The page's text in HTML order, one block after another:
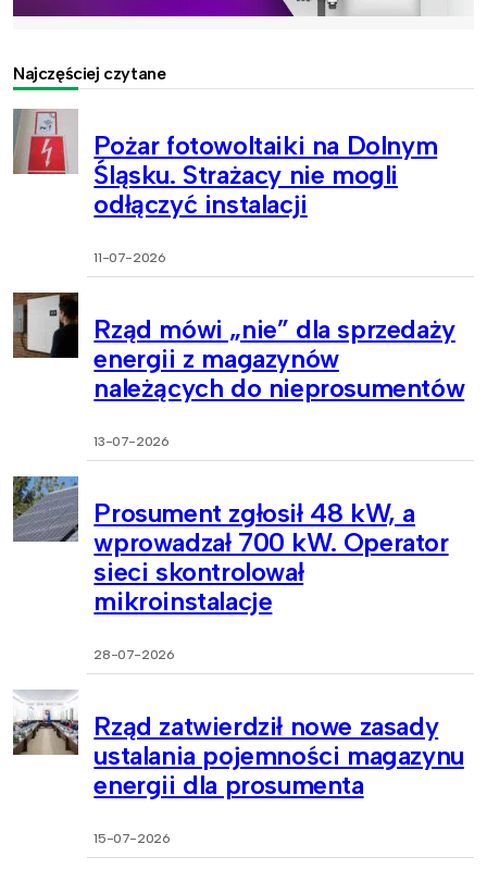
Najczęściej czytane
Pożar fotowoltaiki na Dolnym
Śląsku. Strażacy nie mogli
odłączyć instalacji
11-07-2026
Rząd mówi „nie” dla sprzedaży
energii z magazynów
należących do nieprosumentów
13-07-2026
Prosument zgłosił 48 kW, a
wprowadzał 700 kW. Operator
sieci skontrolował
mikroinstalacje
28-07-2026
Rząd zatwierdził nowe zasady
ustalania pojemności magazynu
energii dla prosumenta
15-07-2026